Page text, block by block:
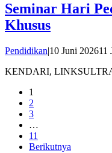
Seminar Hari
Khusus
Pendidikan|10 Juni 202611
KENDARI,
1
2
3
…
11
Berikutnya